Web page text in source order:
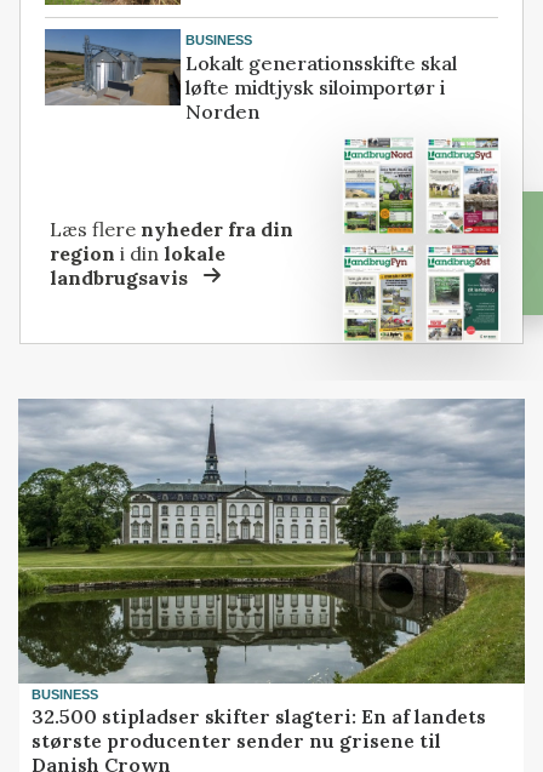
BUSINESS
Lokalt generationsskifte skal
løfte midtjysk siloimportør i
Norden
Læs flere nyheder fra din
region i dinlokale
landbrugsavis
BUSINESS
32.500 stipladser skifter slagteri: En af landets
største producenter sender nu grisene til
Danish Crown